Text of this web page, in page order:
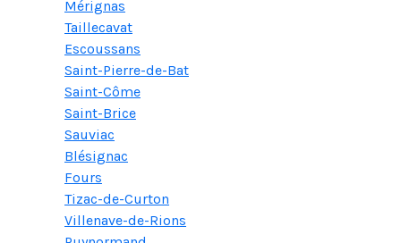
Mérignas
Taillecavat
Escoussans
Saint-Pierre-de-Bat
Saint-Côme
Saint-Brice
Sauviac
Blésignac
Fours
Tizac-de-Curton
Villenave-de-Rions